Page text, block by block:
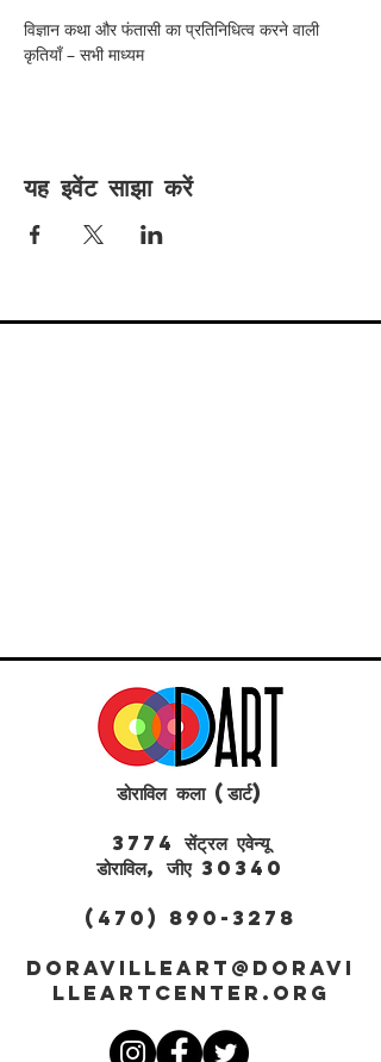
विज्ञान कथा और फंतासी का प्रतिनिधित्व करने वाली
कृतियाँ – सभी माध्यम
यह इवेंट साझा करें
डोराविल कला (डार्ट)
3774 सेंट्रल एवेन्यू
डोराविल, जीए 30340
(470) 890-3278
DORAVILLEART@DORAVI
LLEARTCENTER.ORG